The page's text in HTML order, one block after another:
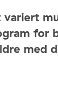
for
med